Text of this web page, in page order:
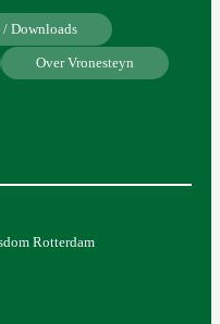
/ Downloads
Over Vronesteyn
Rotterdam